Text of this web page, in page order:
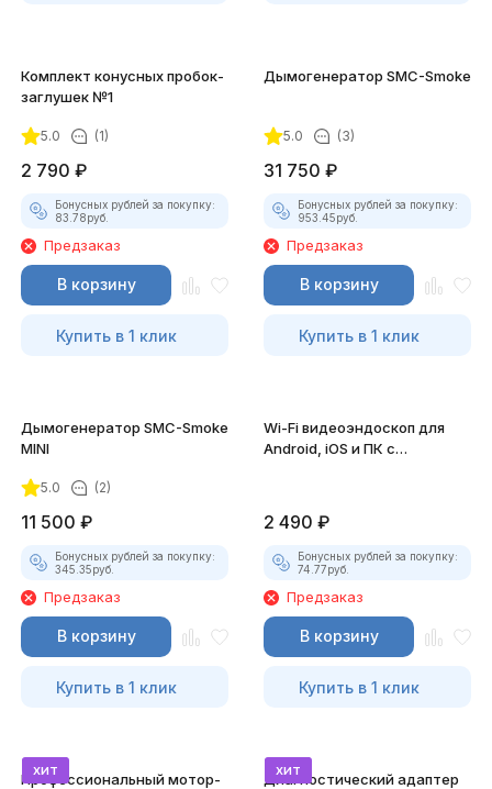
Комплект конусных пробок-
заглушек №1
5.0 (1)
2 790 ₽
Бонусных рублей за покупку:
83.78руб.
Предзаказ
В корзину
Купить в 1 клик
Дымогенератор SMC-Smoke
5.0 (3)
31 750 ₽
Бонусных рублей за покупку:
953.45руб.
Предзаказ
В корзину
Купить в 1 клик
Дымогенератор SMC-Smoke
MINI
5.0 (2)
11 500 ₽
Бонусных рублей за покупку:
345.35руб.
Предзаказ
В корзину
Купить в 1 клик
Wi-Fi видеоэндоскоп для
Android, iOS и ПК с
2 490 ₽
Бонусных рублей за покупку:
74.77руб.
Предзаказ
В корзину
Купить в 1 клик
хит
Профессиональный мотор-
хит
Диагностический адаптер